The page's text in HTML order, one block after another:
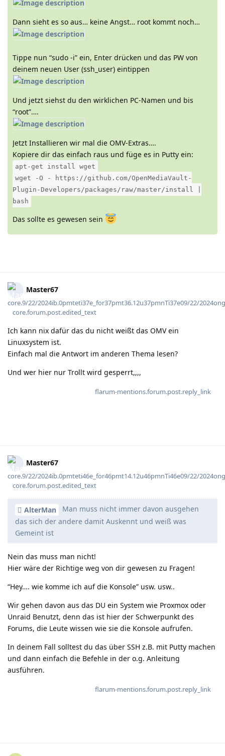
Dann sieht es so aus… keine Angst… root kommt noch…
Tippe nun “sudo -i” ein, Enter drücken und das PW von
deinem neuen User (ssh_user) eintippen
Und jetzt siehst du den wirklichen PC-Namen und bis
“root”….
Jetzt Installieren wir mal die OMV-Extras….
Kopiere dir das einfach raus und füge es in Putty ein:
apt-get install wget
wget -O - https://github.com/OpenMediaVault-
Plugin-Developers/packages/raw/master/install |
bash
Das sollte es gewesen sein
Master67
core.9/22/2024ib.0pmteti37e_for37pmt36.12u37pmnTi37e09/22/2024ong
core.forum.post.edited_text
Ich kann nix dafür das du nicht weißt das OMV ein
Linuxsystem ist.
Einfach mal die Antwort im anderen Thema lesen?
Und wer hier nur Trollt wird gesperrt,,,,
flarum-mentions.forum.post.reply_link
Master67
core.9/22/2024ib.0pmteti46e_for46pmt14.12u46pmnTi46e09/22/2024ong
core.forum.post.edited_text
AlterMan
Man muss nicht immer davon ausgehen
das sich der andere damit Auskennt und weiß was
Gemeint ist
Nein das muss man nicht!
Hier wäre der Richtige weg von dir gewesen zu Fragen!
“Hey…. wie komme ich auf die Konsole” usw. usw..
Wir gehen davon aus das DU ein System wie Proxmox oder
Unraid Benutzt, denn das ist hier der Schwerpunkt des
Forums, die Leute wissen wie sie die Konsole aufrufen.
In deinem Fall solltest du das über SSH z.B. mit Putty machen
und dann einfach die Befehle in der o.g. Anleitung
ausführen.
flarum-mentions.forum.post.reply_link